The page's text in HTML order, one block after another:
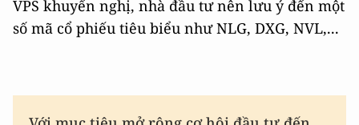
VPS khuyến nghị, nhà đầu tư nên lưu ý đến một
số mã cổ phiếu tiêu biểu như NLG, DXG, NVL,...